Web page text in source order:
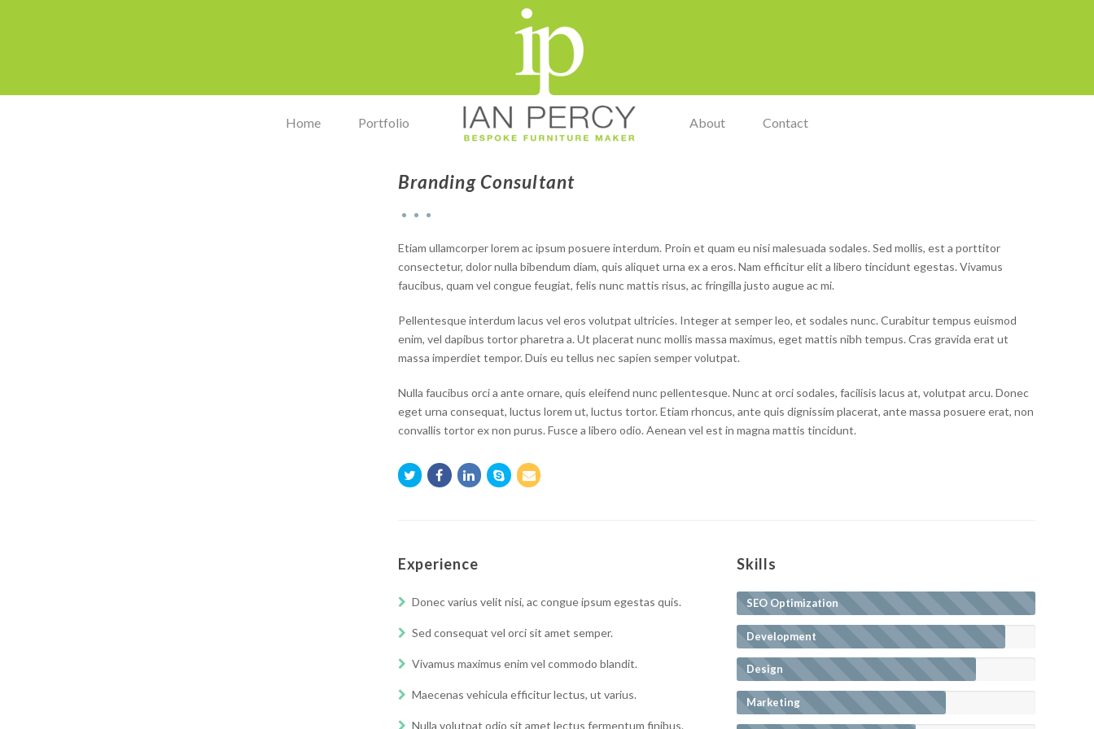
Home Portfolio About Contact
Branding Consultant
Etiam ullamcorper lorem ac ipsum posuere interdum. Proin et quam eu nisi malesuada sodales. Sed mollis, est a porttitor
consectetur, dolor nulla bibendum diam, quis aliquet urna ex a eros. Nam efficitur elit a libero tincidunt egestas. Vivamus
faucibus, quam vel congue feugiat, felis nunc mattis risus, ac fringilla justo augue ac mi.
Pellentesque interdum lacus vel eros volutpat ultricies. Integer at semper leo, et sodales nunc. Curabitur tempus euismod
enim, vel dapibus tortor pharetra a. Ut placerat nunc mollis massa maximus, eget mattis nibh tempus. Cras gravida erat ut
massa imperdiet tempor. Duis eu tellus nec sapien semper volutpat.
Nulla faucibus orci a ante ornare, quis eleifend nunc pellentesque. Nunc at orci sodales, facilisis lacus at, volutpat arcu. Donec
eget urna consequat, luctus lorem ut, luctus tortor. Etiam rhoncus, ante quis dignissim placerat, ante massa posuere erat, non
convallis tortor ex non purus. Fusce a libero odio. Aenean vel est in magna mattis tincidunt.
TwitterFacebook
LinkedinSkypeEmail
Experience
Donec varius velit nisi, ac congue ipsum egestas quis.
Sed consequat vel orci sit amet semper.
Vivamus maximus enim vel commodo blandit.
Maecenas vehicula efficitur lectus, ut varius.
Nulla volutpat odio sit amet lectus fermentum finibus.
Skills
SEO Optimization
Development
Design
Marketing